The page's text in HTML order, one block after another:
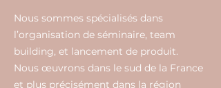
Nous sommes spécialisés dans
l’organisation de séminaire, team
building, et lancement de produit.
Nous œuvrons dans le sud de la France
et plus précisément dans la région